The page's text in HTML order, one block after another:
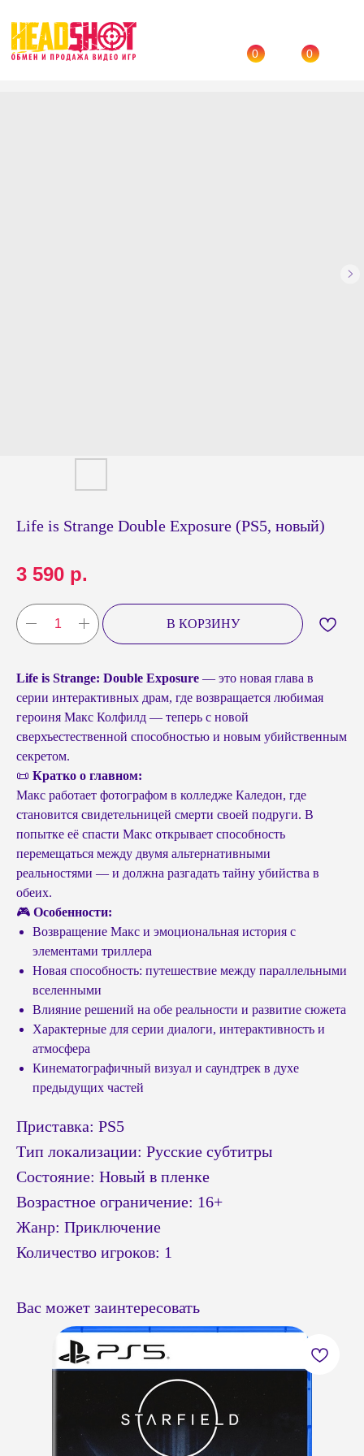
Назад → Каталог
Life is Strange Double Exposure (PS5, новый)
3 590 р.
В КОРЗИНУ
Life is Strange: Double Exposure — это новая глава в
серии интерактивных драм, где возвращается любимая
героиня Макс Колфилд — теперь с новой
сверхъестественной способностью и новым убийственным
секретом.
📜 Кратко о главном:
Макс работает фотографом в колледже Каледон, где
становится свидетельницей смерти своей подруги. В
попытке её спасти Макс открывает способность
перемещаться между двумя альтернативными
реальностями — и должна разгадать тайну убийства в
обеих.
🎮 Особенности:
Возвращение Макс и эмоциональная история с
элементами триллера
Новая способность: путешествие между параллельными
вселенными
Влияние решений на обе реальности и развитие сюжета
Характерные для серии диалоги, интерактивность и
атмосфера
Кинематографичный визуал и саундтрек в духе
предыдущих частей
Приставка: PS5
Тип локализации: Русские субтитры
Состояние: Новый в пленке
Возрастное ограничение: 16+
Жанр: Приключение
Количество игроков: 1
Вас может заинтересовать
© Headshot — 2024. Все права защищены
КАТАЛОГ ПОКУПАТЕЛЯМ